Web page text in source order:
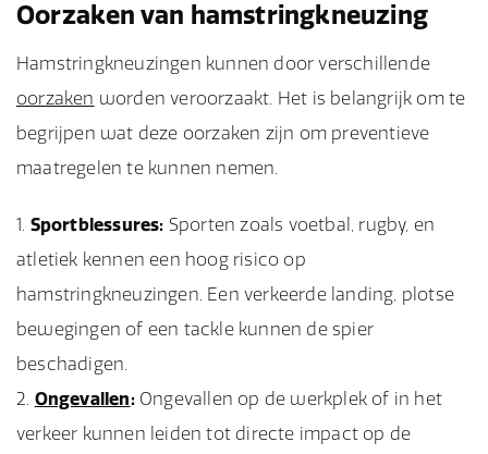
Oorzaken van hamstringkneuzing
Hamstringkneuzingen kunnen door verschillende
oorzaken worden veroorzaakt. Het is belangrijk om te
begrijpen wat deze oorzaken zijn om preventieve
maatregelen te kunnen nemen.
Sportblessures: Sporten zoals voetbal, rugby, en
atletiek kennen een hoog risico op
hamstringkneuzingen. Een verkeerde landing, plotse
bewegingen of een tackle kunnen de spier
beschadigen.
Ongevallen:Ongevallen op de werkplek of in het
verkeer kunnen leiden tot directe impact op de